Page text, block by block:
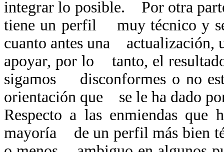
integrar lo posible. Por otra
tiene un perfil muy técnico y
cuanto antes una actualización,
apoyar, por lo tanto, el resultado
sigamos disconformes o no
orientación que se le ha dado
Respecto a las enmiendas que
mayoría de un perfil más bien